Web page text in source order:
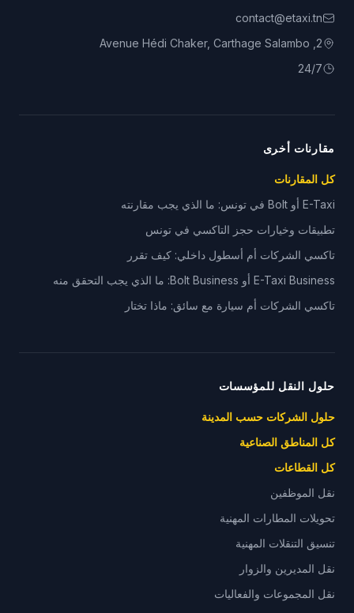
contact@etaxi.tn
2, Avenue Hédi Chaker, Carthage Salambo
24/7
مقارنات أخرى
كل المقارنات
E-Taxi أو Bolt في تونس: ما الذي يجب مقارنته
تطبيقات وخيارات حجز التاكسي في تونس
تاكسي الشركات أم أسطول داخلي: كيف تقرر
E-Taxi Business أو Bolt Business: ما الذي يجب التحقق منه
تاكسي الشركات أم سيارة مع سائق: ماذا تختار
حلول النقل للمؤسسات
حلول الشركات حسب المدينة
كل المناطق الصناعية
كل القطاعات
نقل الموظفين
تحويلات المطارات المهنية
تنسيق التنقلات المهنية
نقل المديرين والزوار
نقل المجموعات والفعاليات